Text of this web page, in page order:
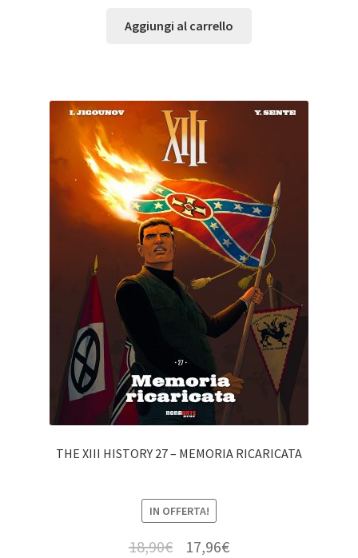
Aggiungi al carrello
THE XIII HISTORY 27 – MEMORIA RICARICATA
IN OFFERTA!
18,90€ 17,96€